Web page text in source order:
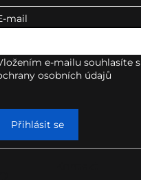
mail
e-mailu souhlasíte s
osobních údajů
Přihlásit se